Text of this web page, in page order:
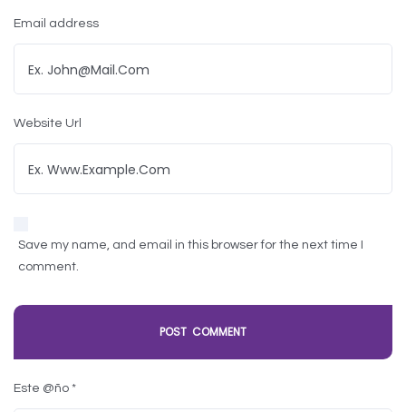
Email address
Website Url
Save my name, and email in this browser for the next time I
comment.
Este @ño *